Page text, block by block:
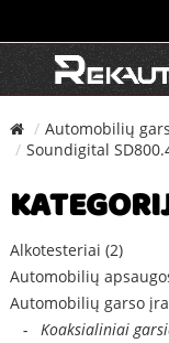
Automobilių
Soundigital
Alkotesteriai (2)
Automobilių
Automobilių garso
- Koaksialiniai